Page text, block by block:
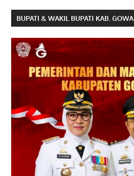
BUPATI & WAKIL BUPATI KAB. GOWA